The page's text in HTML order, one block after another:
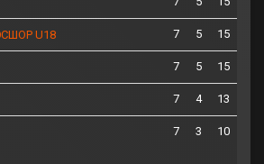
U18 7 5 15
7 5 15
7 4 13
7 3 10